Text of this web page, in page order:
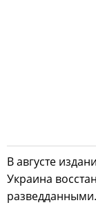
В августе
Украина
разведданными.